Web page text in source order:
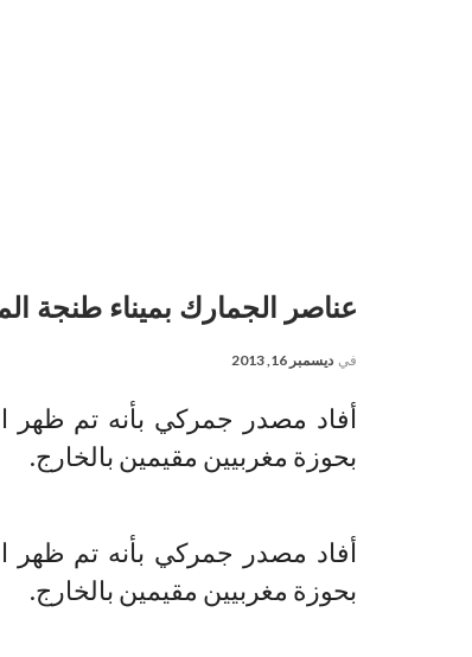
عناصر الجمارك بميناء طنجة
في ديسمبر 16, 2013
أفاد مصدر جمركي بأنه تم ظهر
بحوزة مغربيين مقيمين بالخارج.
أفاد مصدر جمركي بأنه تم ظهر
بحوزة مغربيين مقيمين بالخارج.